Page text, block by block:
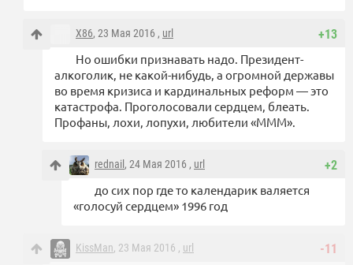
+13
X86, 23 Мая 2016 , url
Но ошибки признавать надо. Президент-
алкоголик, не какой-нибудь, а огромной державы
во время кризиса и кардинальных реформ — это
катастрофа. Проголосовали сердцем, блеать.
Профаны, лохи, лопухи, любители «МММ».
+2
rednail , 24 Мая 2016 , url
до сих пор где то календарик валяется
«голосуй сердцем» 1996 год
-11
KissMan, 23 Мая 2016 , url